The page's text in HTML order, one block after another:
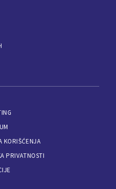
KORIŠĆENJA
PRIVATNOSTI